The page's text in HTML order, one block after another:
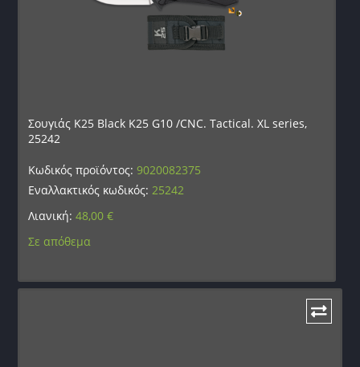
Σουγιάς K25 Black K25 G10 /CNC. Tactical. XL series,
25242
Κωδικός προϊόντος:9020082375
Εναλλακτικός κωδικός:25242
Λιανική:48,00€
Σε απόθεμα